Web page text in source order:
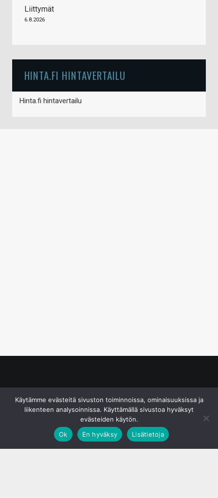
Liittymät
6.8.2026
HINTA.FI HINTAVERTAILU
Hinta.fi hintavertailu
Käytämme evästeitä sivuston toiminnoissa, ominaisuuksissa ja
liikenteen analysoinnissa. Käyttämällä sivustoa hyväksyt
evästeiden käytön.
Ok
En hyväksy Lisätietoja